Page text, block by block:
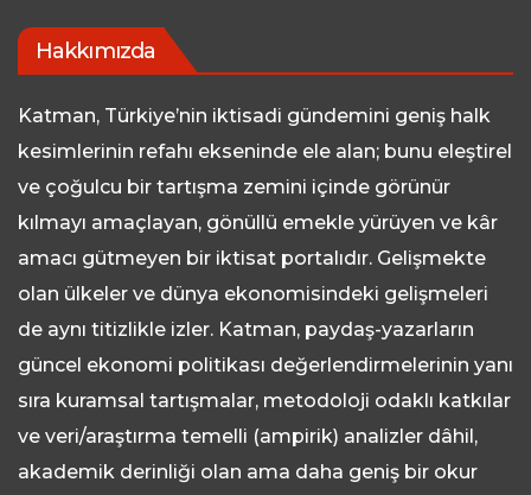
Hakkımızda
Katman, Türkiye’nin iktisadi gündemini geniş halk
kesimlerinin refahı ekseninde ele alan; bunu eleştirel
ve çoğulcu bir tartışma zemini içinde görünür
kılmayı amaçlayan, gönüllü emekle yürüyen ve kâr
amacı gütmeyen bir iktisat portalıdır. Gelişmekte
olan ülkeler ve dünya ekonomisindeki gelişmeleri
de aynı titizlikle izler. Katman, paydaş-yazarların
güncel ekonomi politikası değerlendirmelerinin yanı
sıra kuramsal tartışmalar, metodoloji odaklı katkılar
ve veri/araştırma temelli (ampirik) analizler dâhil,
akademik derinliği olan ama daha geniş bir okur